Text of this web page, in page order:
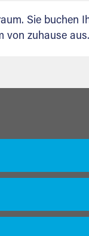
Sie buchen
von zuhause aus.